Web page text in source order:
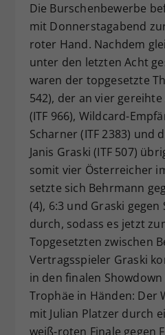
Die Burschenbewerbe
mit Donnerstagabend
roter Hand. Nachdem
unter den letzten Acht
waren der topgesetzte
542), der an vier
(ITF 966), Wildcard-
Scharner (ITF 2383)
Janis Graski (ITF 507)
somit vier Österreicher
setzte sich Behrmann
(4), 6:3 und Graski
durch, sodass es jetzt
Topgesetzten zwischen
Vertragsspieler Graski
in den finalen
Trophäe in Händen: Der
mit Julian Platzer durch
weiß-roten Finale gegen